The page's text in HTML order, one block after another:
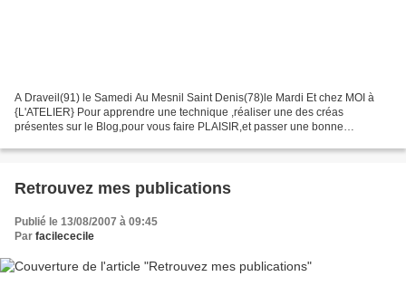
A Draveil(91) le Samedi Au Mesnil Saint Denis(78)le Mardi Et chez MOI à
{L'ATELIER} Pour apprendre une technique ,réaliser une des créas
présentes sur le Blog,pour vous faire PLAISIR,et passer une bonne
Retrouvez mes publications
Publié le 13/08/2007 à 09:45
Par facilececile